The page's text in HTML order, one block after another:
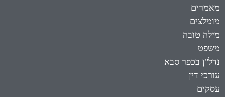
מאמרים
מומלצים
מילה טובה
משפט
נדל"ן בכפר סבא
עורכי דין
עסקים